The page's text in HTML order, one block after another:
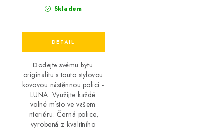
Skladem
Dodejte svému bytu
originalitu s touto stylovou
kovovou nástěnnou policí -
LUNA. Využijte každé
volné místo ve vašem
interiéru. Černá police,
vyrobená z kvalitního